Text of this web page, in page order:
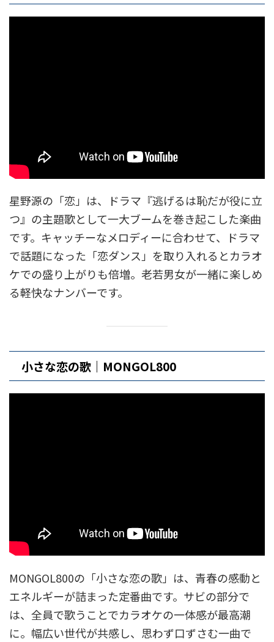
星野源の「恋」は、ドラマ『逃げるは恥だが役に立
つ』の主題歌として一大ブームを巻き起こした楽曲
です。キャッチーなメロディーに合わせて、ドラマ
で話題になった「恋ダンス」を取り入れるとカラオ
ケでの盛り上がりも倍増。老若男女が一緒に楽しめ
る軽快なナンバーです。
小さな恋の歌｜MONGOL800
MONGOL800の「小さな恋の歌」は、青春の感動と
エネルギーが詰まった定番曲です。サビの部分で
は、全員で歌うことでカラオケの一体感が最高潮
に。幅広い世代が共感し、思わず口ずさむ一曲で